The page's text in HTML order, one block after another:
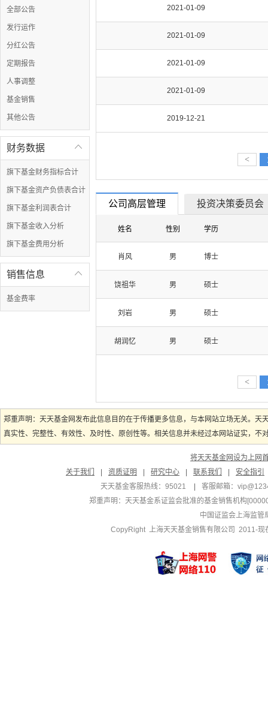
全部公告
发行运作
分红公告
定期报告
人事调整
基金销售
其他公告

财务数据
旗下基金财务指标合计
旗下基金资产负债表合计
旗下基金利润表合计
旗下基金收入分析
旗下基金费用分析

销售信息
基金费率
2021-01-09
2021-01-09
2021-01-09
2021-01-09
2019-12-21
<
公司高层管理 投资决策委员会
姓名 性别 学历
肖风 男 博士
饶祖华 男 硕士
刘岩 男 硕士
胡润忆 男 硕士
<
郑重声明：天天基金网发布此信息目的在于传播更多信息，与本网站立场无关。
真实性、完整性、有效性、及时性、原创性等。相关信息并未经过本网站证实，
将天天基金网设为上网
关于我们
资质证明 研究中心 联系我们
安全指引
天天基金客服热线：95021
客服邮箱：
郑重声明： 天天基金系证监会批准的基金销售机构
中国证监会上海监管
CopyRight 上海天天基金销售有限公司 2011-